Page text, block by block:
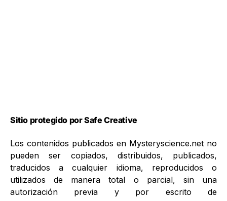
Sitio protegido por Safe Creative
Los contenidos publicados en Mysteryscience.net no
pueden ser copiados, distribuidos, publicados,
traducidos a cualquier idioma, reproducidos o
utilizados de manera total o parcial, sin una
autorización previa y por escrito de